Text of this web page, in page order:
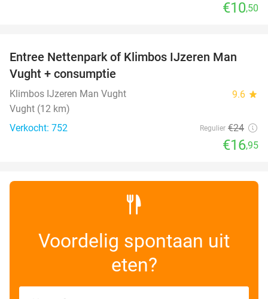
€10,50
29%
Entree Nettenpark of Klimbos IJzeren Man
Vught + consumptie
Klimbos IJzeren Man Vught 9.6 star
Vught (12 km)
Verkocht: 752
Regulier €24
€16,95
Voordelig spontaan uit
eten?